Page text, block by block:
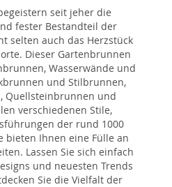
seit jeher die
fester Bestandteil der
selten auch das Herzstück
Dieser Gartenbrunnen
Wasserwände und
und Stilbrunnen,
Quellsteinbrunnen und
verschiedenen Stile,
der rund 1000
bieten Ihnen eine Fülle an
Lassen Sie sich einfach
und neuesten Trends
Sie die Vielfalt der